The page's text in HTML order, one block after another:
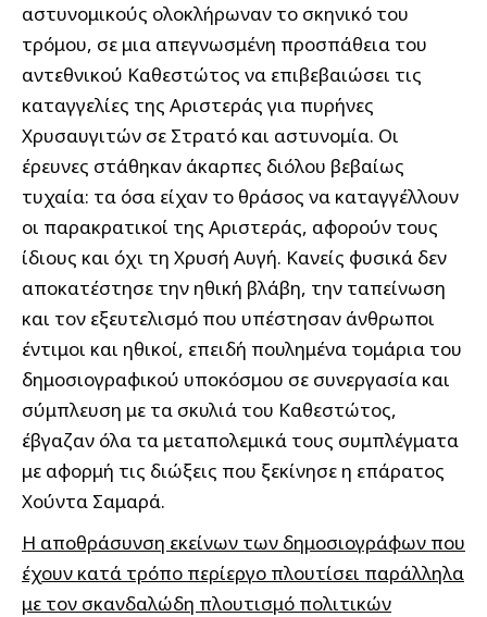
αστυνομικούς ολοκλήρωναν το σκηνικό του
τρόμου, σε μια απεγνωσμένη προσπάθεια του
αντεθνικού Καθεστώτος να επιβεβαιώσει τις
καταγγελίες της Αριστεράς για πυρήνες
Χρυσαυγιτών σε Στρατό και αστυνομία. Οι
έρευνες στάθηκαν άκαρπες διόλου βεβαίως
τυχαία: τα όσα είχαν το θράσος να καταγγέλλουν
οι παρακρατικοί της Αριστεράς, αφορούν τους
ίδιους και όχι τη Χρυσή Αυγή. Κανείς φυσικά δεν
αποκατέστησε την ηθική βλάβη, την ταπείνωση
και τον εξευτελισμό που υπέστησαν άνθρωποι
έντιμοι και ηθικοί, επειδή πουλημένα τομάρια του
δημοσιογραφικού υποκόσμου σε συνεργασία και
σύμπλευση με τα σκυλιά του Καθεστώτος,
έβγαζαν όλα τα μεταπολεμικά τους συμπλέγματα
με αφορμή τις διώξεις που ξεκίνησε η επάρατος
Χούντα Σαμαρά.
Η αποθράσυνση εκείνων των δημοσιογράφων που
έχουν κατά τρόπο περίεργο πλουτίσει παράλληλα
με τον σκανδαλώδη πλουτισμό πολιτικών